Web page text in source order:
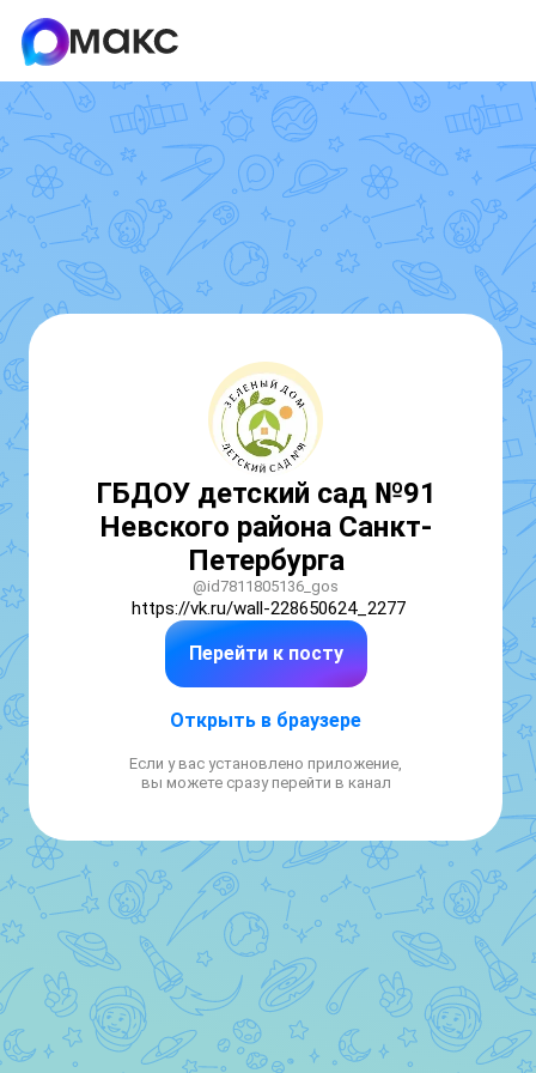
ГБДОУ детский сад №91
Невского района Санкт-
Петербурга
@id7811805136_gos
https://vk.ru/wall-228650624_2277
Перейти к посту
Открыть в браузере
Если у вас установлено приложение,
вы можете сразу перейти в канал